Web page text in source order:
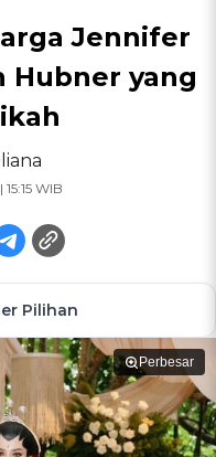
Jennifer
Hubner yang
WIB
Pilihan
Perbesar